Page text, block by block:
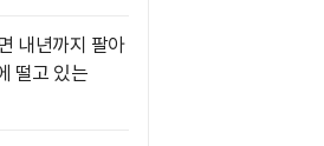
내년까지 팔아
떨고 있는